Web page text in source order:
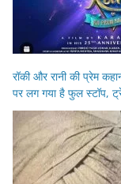
रॉकी और रानी की प्रेम
पर लग गया है फुल स्टॉप,